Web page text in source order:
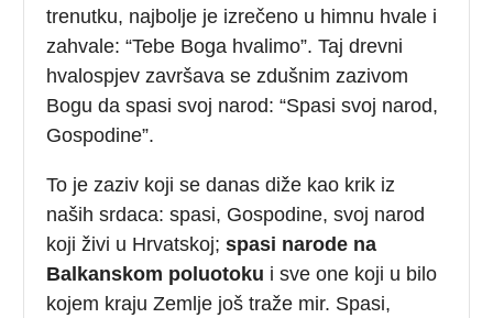
trenutku, najbolje je izrečeno u himnu hvale i
zahvale: “Tebe Boga hvalimo”. Taj drevni
hvalospjev završava se zdušnim zazivom
Bogu da spasi svoj narod: “Spasi svoj narod,
Gospodine”.
To je zaziv koji se danas diže kao krik iz
naših srdaca: spasi, Gospodine, svoj narod
koji živi u Hrvatskoj;spasi narode na
Balkanskom poluotoku i sve one koji u bilo
kojem kraju Zemlje još traže mir. Spasi,